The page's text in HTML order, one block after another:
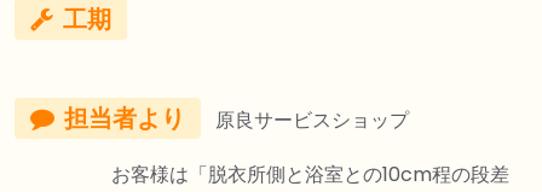
工期
担当者より
原良サービスショップ
お客様は「脱衣所側と浴室との10cm程の段差